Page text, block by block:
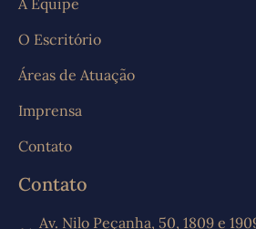
A Equipe
O Escritório
Áreas de Atuação
Imprensa
Contato
Contato
Av. Nilo Peçanha, 50, 1809 e